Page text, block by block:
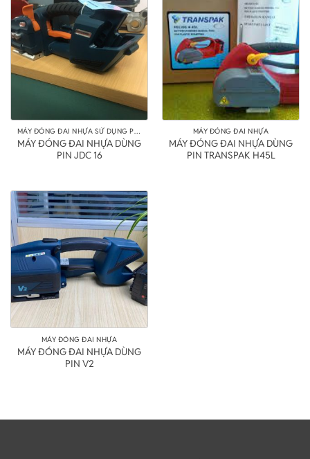
MÁY ĐÓNG ĐAI NHỰA SỬ DỤNG PIN
MÁY ĐÓNG ĐAI NHỰA DÙNG
PIN JDC 16
MÁY ĐÓNG ĐAI NHỰA
MÁY ĐÓNG ĐAI NHỰA DÙNG
PIN TRANSPAK H45L
MÁY ĐÓNG ĐAI NHỰA
MÁY ĐÓNG ĐAI NHỰA DÙNG
PIN V2